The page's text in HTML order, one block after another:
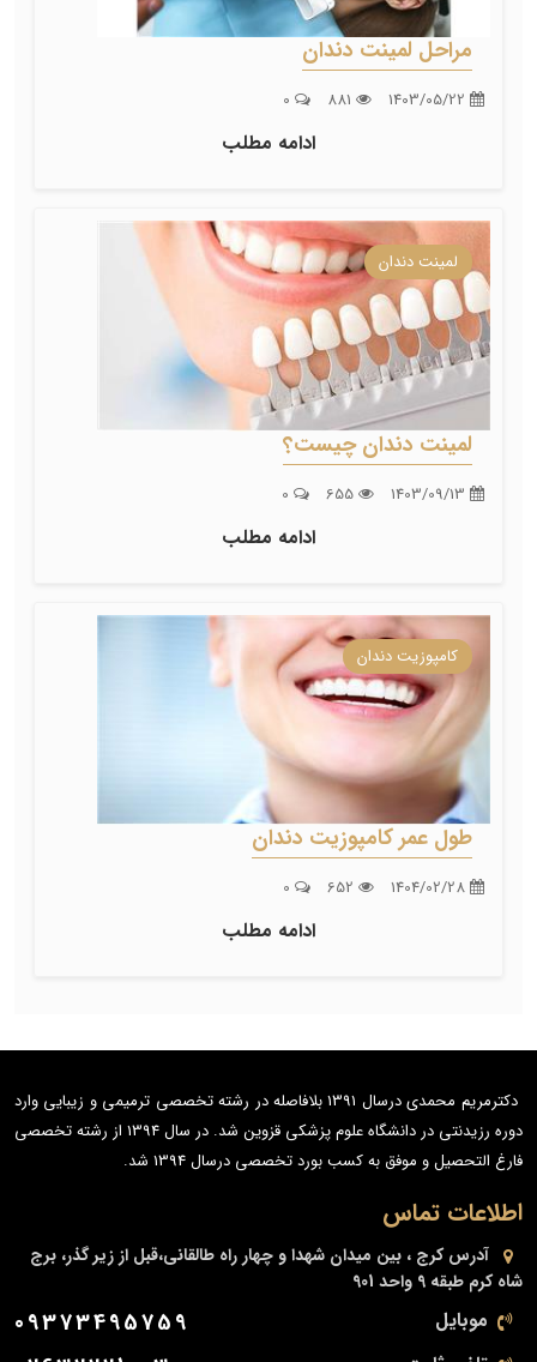
مراحل لمینت دندان
ادامه مطلب
لمینت دندان
لمینت دندان چیست؟
ادامه مطلب
کامپوزیت دندان
طول عمر کامپوزیت دندان
ادامه مطلب
دکترمریم محمدی درسال 1391 بلافاصله در رشته تخصصی ترمیمی و زیبایی وارد
دوره رزیدنتی در دانشگاه علوم پزشکی قزوین شد. در سال 1394 از رشته تخصصی
فارغ التحصیل و موفق به کسب بورد تخصصی درسال 1394 شد.
اطلاعات تماس
آدرس کرج ، بین میدان شهدا و چهار راه طالقانی،قبل از زیر گذر، برج
شاه کرم طبقه 9 واحد 901
موبایل 09373495759